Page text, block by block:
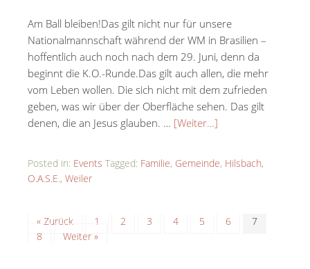
Am Ball bleiben!Das gilt nicht nur für unsere
Nationalmannschaft während der WM in Brasilien –
hoffentlich auch noch nach dem 29. Juni, denn da
beginnt die K.O.-Runde.Das gilt auch allen, die mehr
vom Leben wollen. Die sich nicht mit dem zufrieden
geben, was wir über der Oberfläche sehen. Das gilt
denen, die an Jesus glauben. … [Weiter…]
Posted in: Events Tagged: Familie, Gemeinde, Hilsbach,
O.A.S.E., Weiler
« Zurück 1 2 3 4 5 6
7
8
Weiter »